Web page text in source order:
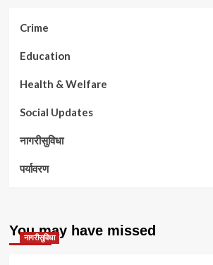
Crime
Education
Health & Welfare
Social Updates
नागरीसुविधा
पर्यावरण
You may have missed
नागरीसुविधा